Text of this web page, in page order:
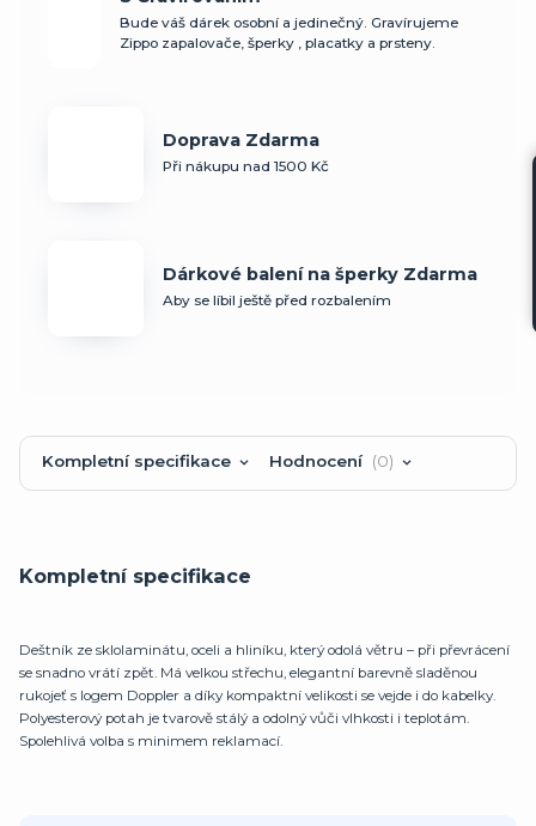
Bude váš dárek osobní a jedinečný. Gravírujeme
Zippo zapalovače, šperky , placatky a prsteny.
Doprava Zdarma
Při nákupu nad 1500 Kč
Dárkové balení na šperky Zdarma
Aby se líbil ještě před rozbalením
Kompletní specifikace Hodnocení 0
Kompletní specifikace
Deštník ze sklolaminátu, oceli a hliníku, který odolá větru – při převrácení
se snadno vrátí zpět. Má velkou střechu, elegantní barevně sladěnou
rukojeť s logem Doppler a díky kompaktní velikosti se vejde i do kabelky.
Polyesterový potah je tvarově stálý a odolný vůči vlhkosti i teplotám.
Spolehlivá volba s minimem reklamací.